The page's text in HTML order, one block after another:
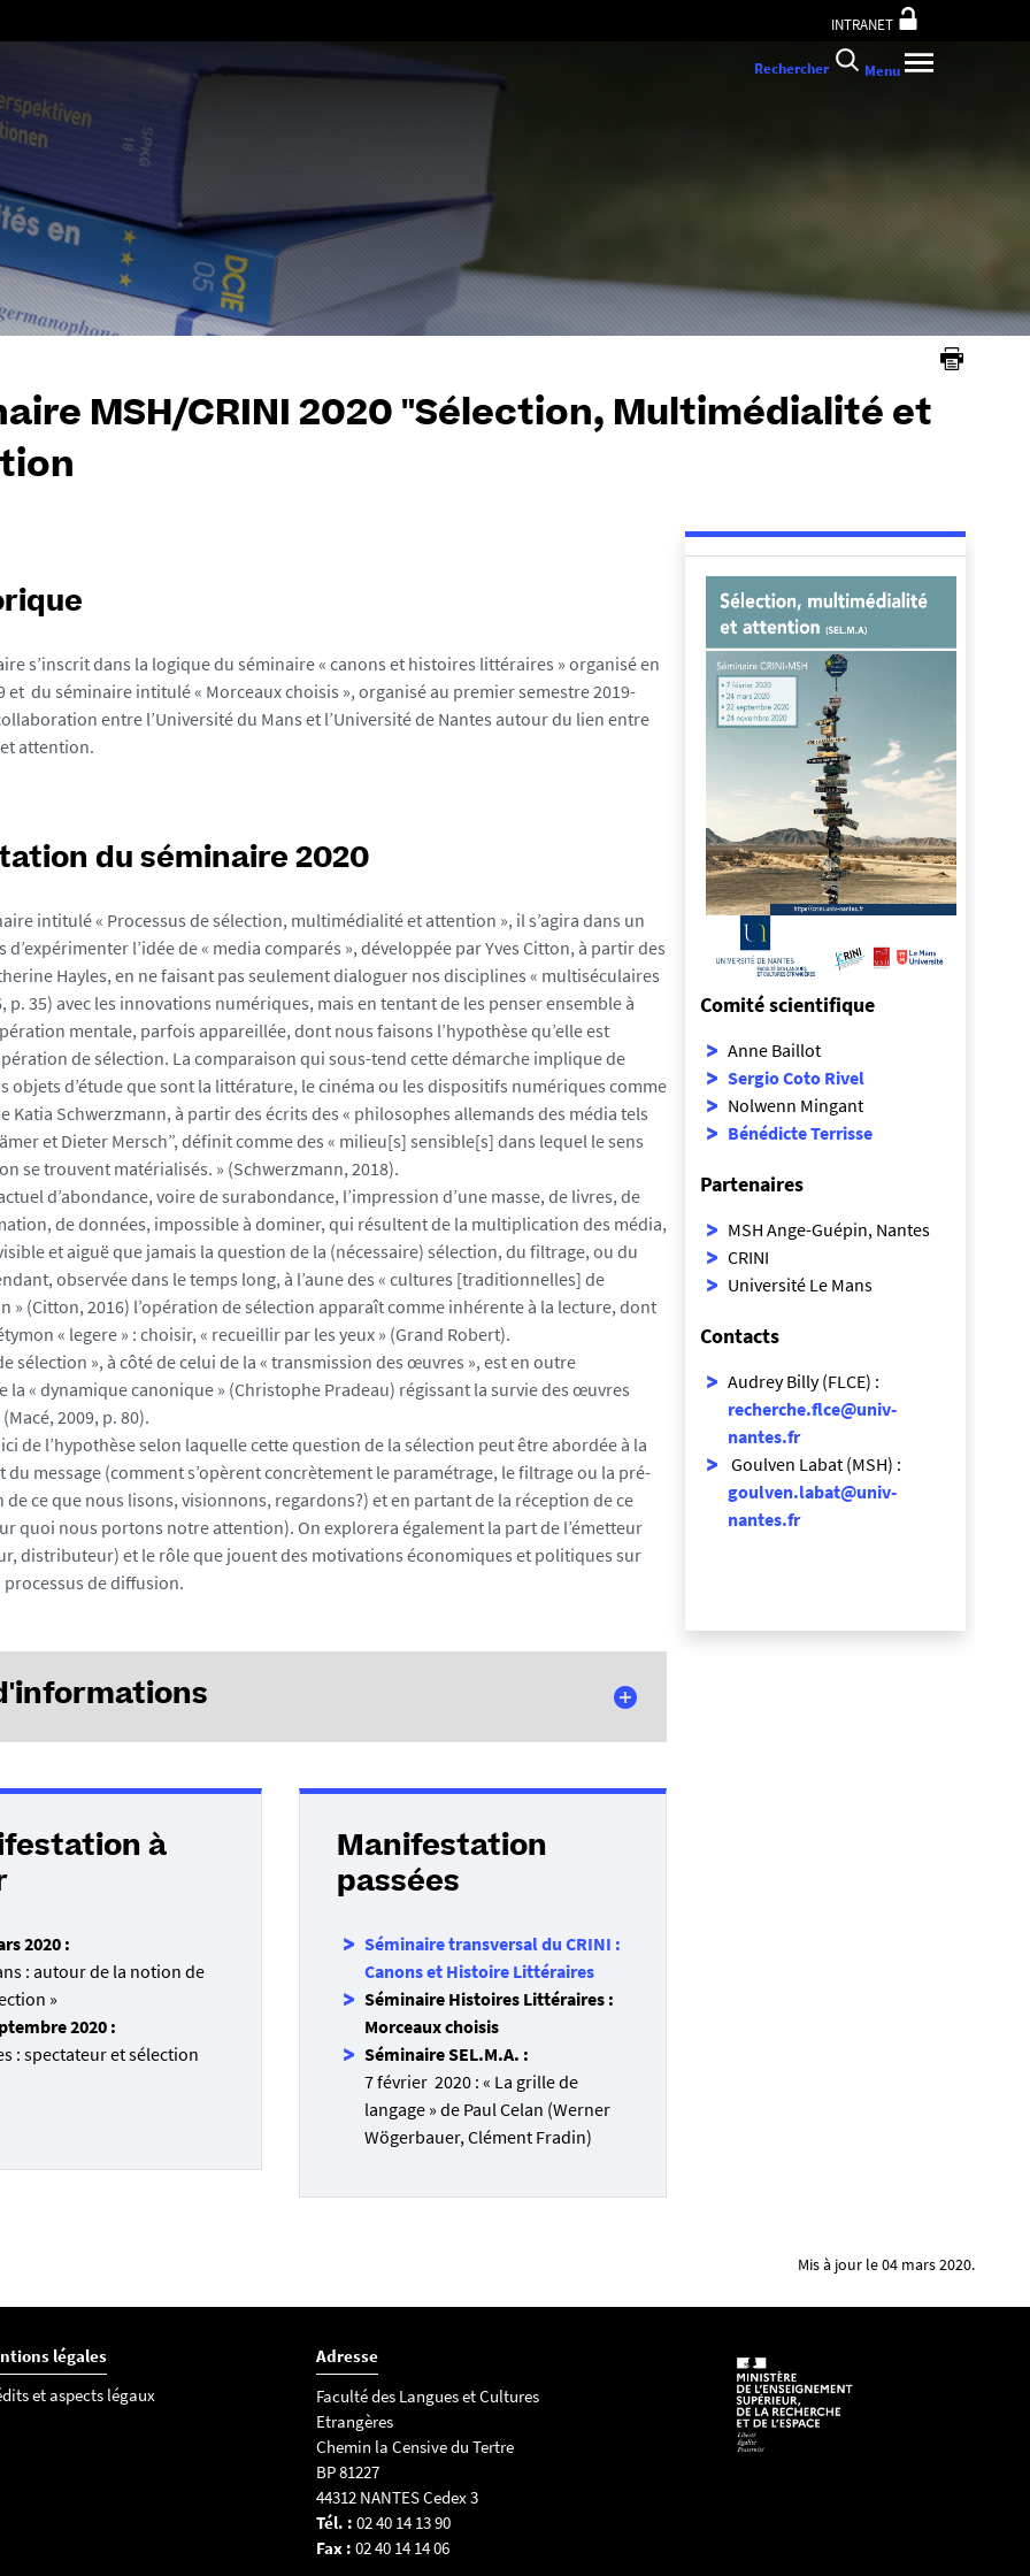
au
contenu
INTRANET
Rechercher Menu
MSH/CRINI 2020 "Sélection, Multimédialité et
s’inscrit dans la logique du séminaire « canons et histoires littéraires » organisé en
et du séminaire intitulé « Morceaux choisis », organisé au premier semestre 2019-
entre l’Université du Mans et l’Université de Nantes autour du lien entre
attention.
du séminaire 2020
intitulé « Processus de sélection, multimédialité et attention », il s’agira dans un
d’expérimenter l’idée de « media comparés », développée par Yves Citton, à partir des
Hayles, en ne faisant pas seulement dialoguer nos disciplines « multiséculaires
p. 35) avec les innovations numériques, mais en tentant de les penser ensemble à
mentale, parfois appareillée, dont nous faisons l’hypothèse qu’elle est
de sélection. La comparaison qui sous-tend cette démarche implique de
objets d’étude que sont la littérature, le cinéma ou les dispositifs numériques comme
Katia Schwerzmann, à partir des écrits des « philosophes allemands des média tels
et Dieter Mersch”, définit comme des « milieu[s] sensible[s] dans lequel le sens
se trouvent matérialisés. » (Schwerzmann, 2018).
d’abondance, voire de surabondance, l’impression d’une masse, de livres, de
de données, impossible à dominer, qui résultent de la multiplication des média,
et aiguë que jamais la question de la (nécessaire) sélection, du filtrage, ou du
observée dans le temps long, à l’aune des « cultures [traditionnelles] de
» (Citton, 2016) l’opération de sélection apparaît comme inhérente à la lecture, dont
« legere » : choisir, « recueillir par les yeux » (Grand Robert).
sélection », à côté de celui de la « transmission des œuvres », est en outre
la « dynamique canonique » (Christophe Pradeau) régissant la survie des œuvres
2009, p. 80).
de l’hypothèse selon laquelle cette question de la sélection peut être abordée à la
du message (comment s’opèrent concrètement le paramétrage, le filtrage ou la pré-
ce que nous lisons, visionnons, regardons?) et en partant de la réception de ce
quoi nous portons notre attention). On explorera également la part de l’émetteur
distributeur) et le rôle que jouent des motivations économiques et politiques sur
processus de diffusion.
indicative :
in Bénédicte Terrisse et al. (dir.), Machines / Maschinen. Les machines
germanique: de l’automate de Kempelen à Kraftwerk, Rennes, PUR, 2020 (à
Hayles, Lire et penser en milieux numériques. Attention, récits, technogenèse,
ELLUG, 2016, p. 35.
« Pour une bibliothèque idéale: la ‘‘Pléiade'' et les scénarios du choix
in Joëlle Gleize et Philippe Roussin (dir), La Bibliothèque de la Pléiade. Travail
et valeur littéraire, Paris, éditions des archives contemporaines, 2009, p. 79-91.
Steffen, Werkpolitik. Zur Literaturgeschichte kritischer Kommunikation vom 17. bis
Franco, Distant Reading, London/ New York, verso, 2013.
Katia, « Introduction au dossier critique « Théorie des média » », Acta fabula,
n° 9, « Théorie des média », Octobre 2018, URL :
Marcello, On editorialization. Structuring Space and Authority in the Digital
à
2020 :
: autour de la notion de
»
2020 :
: spectateur et sélection
Manifestation
passées
Séminaire transversal du CRINI :
Canons et Histoire Littéraires
Séminaire Histoires Littéraires :
Morceaux choisis
Séminaire SEL.M.A. :
7 février 2020 : « La grille de
langage » de Paul Celan (Werner
Wögerbauer, Clément Fradin)
Comité scientifique
Anne Baillot
Sergio Coto Rivel
Nolwenn Mingant
Bénédicte Terrisse
Partenaires
MSH Ange-Guépin, Nantes
CRINI
Université Le Mans
Contacts
Audrey Billy (FLCE) :
recherche.flce@univ-
nantes.fr
Goulven Labat (MSH) :
goulven.labat@univ-
nantes.fr
Mis à jour le 04 mars 2020.
légales
et aspects légaux
Adresse
Faculté des Langues et Cultures
Etrangères
Chemin la Censive du Tertre
BP 81227
44312 NANTES Cedex 3
Tél. : 02 40 14 13 90
Fax : 02 40 14 14 06